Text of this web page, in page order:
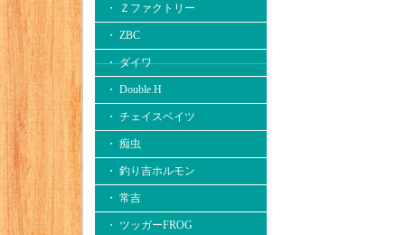
・ Ｚファクトリー
・ ZBC
・ ダイワ
・ Double.H
・ チェイスベイツ
・ 痴虫
・ 釣り吉ホルモン
・ 常吉
・ ツッガーFROG